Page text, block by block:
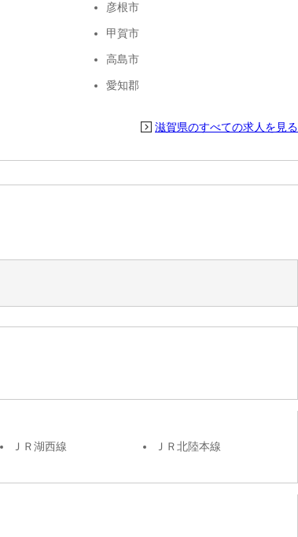
彦根市
甲賀市
高島市
愛知郡
滋賀県のすべての求人を見る
ＪＲ湖西線 ＪＲ北陸本線